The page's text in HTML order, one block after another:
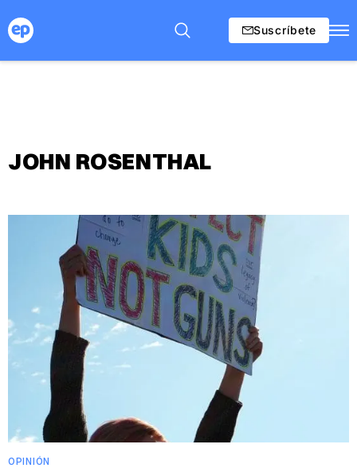
Suscríbete
JOHN ROSENTHAL
OPINIÓN